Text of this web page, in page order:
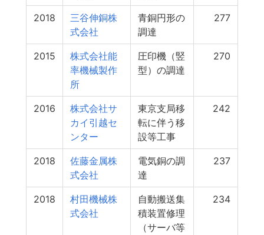
2018
三谷伸銅株
式会社
青銅円形の
調達
277
2015
株式会社能
率機械製作
所
圧印機（竪
型）の調達
270
2016
株式会社サ
カイ引越セ
ンター
東京支局移
転に伴う移
設等工事
242
2018
佐藤金属株
式会社
電気銅の調
達
237
2018
村田機械株
式会社
自動搬送集
積装置修理
（サーバ等
234